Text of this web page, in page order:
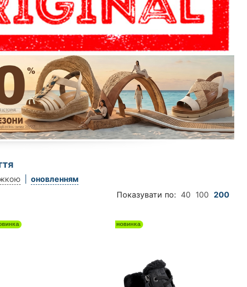
оновленням
Показувати по: 40 100 200